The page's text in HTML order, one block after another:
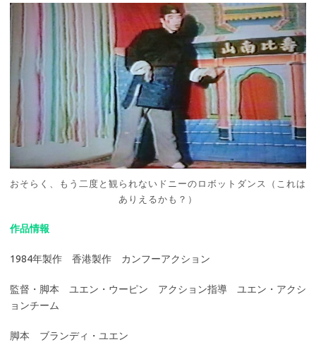
おそらく、もう二度と観られないドニーのロボットダンス（これは
ありえるかも？）
作品情報
1984年製作 香港製作 カンフーアクション
監督・脚本 ユエン・ウーピン アクション指導 ユエン・アクシ
ョンチーム
脚本 ブランディ・ユエン